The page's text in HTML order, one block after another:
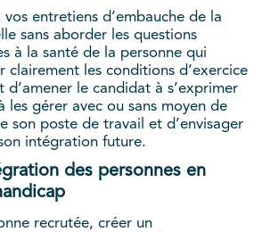
vos entretiens d’embauche de la
sans aborder les questions
à la santé de la personne qui
clairement les conditions d’exercice
le candidat à s’exprimer
les gérer avec ou sans moyen de
son poste de travail et d’envisager
intégration future.
des personnes en
recrutée, créer un